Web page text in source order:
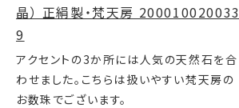
晶） 正絹製・梵天房 200010020033
9
アクセントの3か所には人気の天然石を合
わせました。こちらは扱いやすい梵天房の
お数珠でございます。